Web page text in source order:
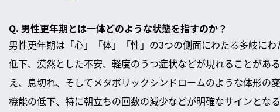
Q. 男性更年期とは一体どのような状態を指すのか？
男性更年期は「心」「体」「性」の3つの側面にわたる多岐に
低下、漠然とした不安、軽度のうつ症状などが現れることがあ
え、息切れ、そしてメタボリックシンドロームのような体形の
機能の低下、特に朝立ちの回数の減少などが明確なサインとなる